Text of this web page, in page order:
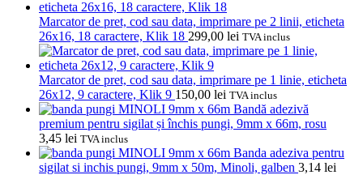
Marcator de pret, cod sau data, imprimare pe 2 linii, eticheta
26x16, 18 caractere, Klik 18 299,00 lei TVA inclus
Marcator de pret, cod sau data, imprimare pe 1 linie, eticheta
26x12, 9 caractere, Klik 9 150,00 lei TVA inclus
Bandă adezivă
premium pentru sigilat și închis pungi, 9mm x 66m, rosu
3,45 lei TVA inclus
Banda adeziva pentru
sigilat si inchis pungi, 9mm x 50m, Minoli, galben 3,14 lei